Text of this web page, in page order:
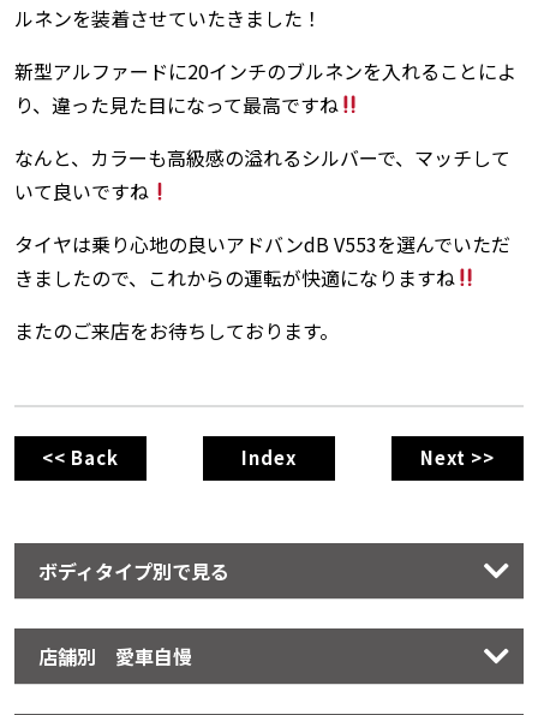
ルネンを装着させていたきました！
新型アルファードに20インチのブルネンを入れることによ
り、違った見た目になって最高ですね
なんと、カラーも高級感の溢れるシルバーで、マッチして
いて良いですね
タイヤは乗り心地の良いアドバンdB V553を選んでいただ
きましたので、これからの運転が快適になりますね
またのご来店をお待ちしております。
<< Back Index Next >>
ボディタイプ別で見る
店舗別 愛車自慢